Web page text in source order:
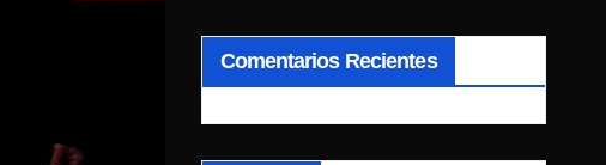
Comentarios Recientes